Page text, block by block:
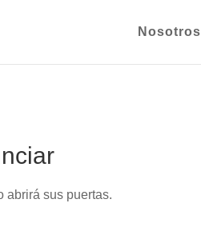
Nosotros
abrirá sus puertas.